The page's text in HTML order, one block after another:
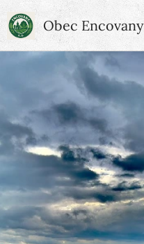
Obec Encovany